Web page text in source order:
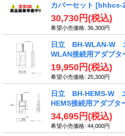
カバーセット [bhbcs-
30,730円 (税込)
希望小売価格: 36,300円
日立 BH-WLAN-W
WLAN接続用アダプタ
19,950円 (税込)
希望小売価格: 25,300円
日立 BH-HEMS-W
HEMS接続用アダプタ
34,695円 (税込)
希望小売価格: 44,000円